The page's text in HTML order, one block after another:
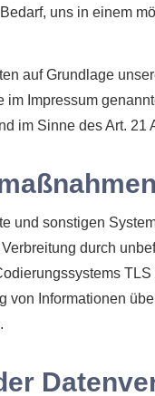
uns in einem
auf Grundlage
im Impressum
im Sinne des Art.
und sonstigen
durch
von Informationen